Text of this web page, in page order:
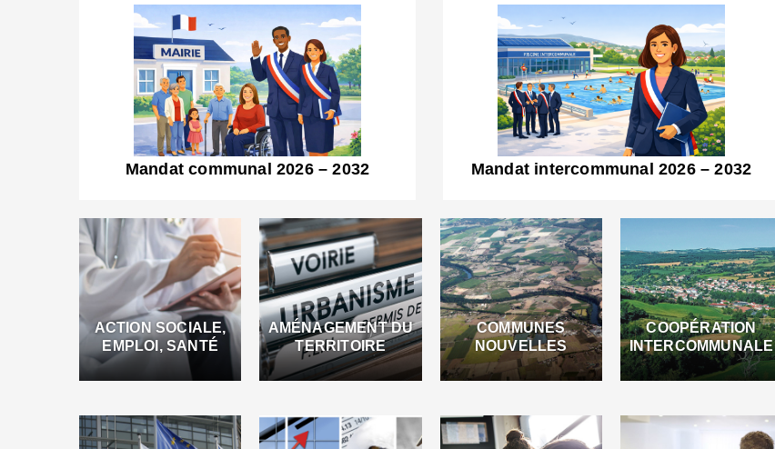
Mandat communal 2026 – 2032 Mandat intercommunal 2026 – 2032
ACTION SOCIALE,
EMPLOI, SANTÉ
AMÉNAGEMENT DU
TERRITOIRE
COMMUNES
NOUVELLES
COOPÉRATION
INTERCOMMUNALE